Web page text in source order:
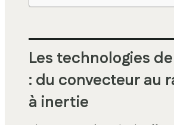
Les technologies
: du convecteur au
à inertie